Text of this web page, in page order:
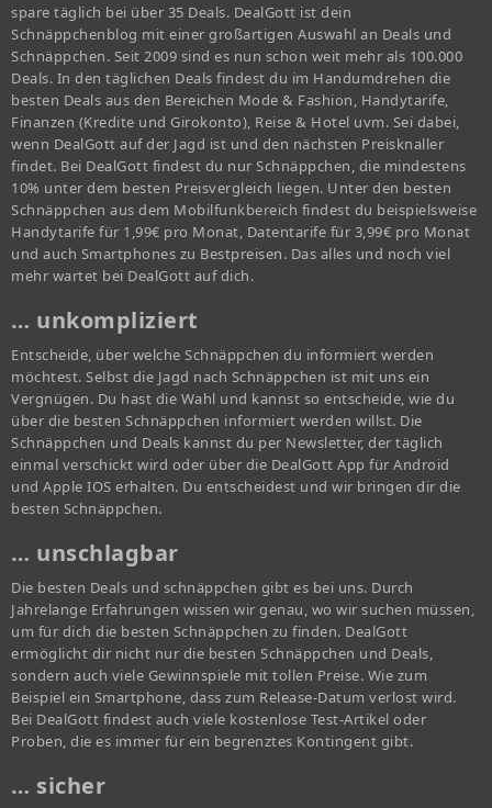
spare täglich bei über 35 Deals. DealGott ist dein
Schnäppchenblog mit einer großartigen Auswahl an Deals und
Schnäppchen. Seit 2009 sind es nun schon weit mehr als 100.000
Deals. In den täglichen Deals findest du im Handumdrehen die
besten Deals aus den Bereichen Mode & Fashion, Handytarife,
Finanzen (Kredite und Girokonto), Reise & Hotel uvm. Sei dabei,
wenn DealGott auf der Jagd ist und den nächsten Preisknaller
findet. Bei DealGott findest du nur Schnäppchen, die mindestens
10% unter dem besten Preisvergleich liegen. Unter den besten
Schnäppchen aus dem Mobilfunkbereich findest du beispielsweise
Handytarife für 1,99€ pro Monat, Datentarife für 3,99€ pro Monat
und auch Smartphones zu Bestpreisen. Das alles und noch viel
mehr wartet bei DealGott auf dich.
… unkompliziert
Entscheide, über welche Schnäppchen du informiert werden
möchtest. Selbst die Jagd nach Schnäppchen ist mit uns ein
Vergnügen. Du hast die Wahl und kannst so entscheide, wie du
über die besten Schnäppchen informiert werden willst. Die
Schnäppchen und Deals kannst du per Newsletter, der täglich
einmal verschickt wird oder über die DealGott App für Android
und Apple IOS erhalten. Du entscheidest und wir bringen dir die
besten Schnäppchen.
… unschlagbar
Die besten Deals und schnäppchen gibt es bei uns. Durch
Jahrelange Erfahrungen wissen wir genau, wo wir suchen müssen,
um für dich die besten Schnäppchen zu finden. DealGott
ermöglicht dir nicht nur die besten Schnäppchen und Deals,
sondern auch viele Gewinnspiele mit tollen Preise. Wie zum
Beispiel ein Smartphone, dass zum Release-Datum verlost wird.
Bei DealGott findest auch viele kostenlose Test-Artikel oder
Proben, die es immer für ein begrenztes Kontingent gibt.
… sicher